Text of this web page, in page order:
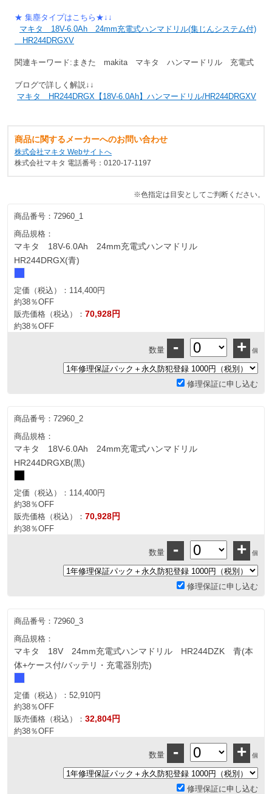
★ 集塵タイプはこちら★↓↓
マキタ 18V-6.0Ah 24mm充電式ハンマドリル(集じんシステム付)
HR244DRGXV
関連キーワード:まきた makita マキタ ハンマードリル 充電式
ブログで詳しく解説↓↓
マキタ HR244DRGX【18V-6.0Ah】ハンマードリル/HR244DRGXV
商品に関するメーカーへのお問い合わせ
株式会社マキタ Webサイトへ
株式会社マキタ 電話番号：0120-17-1197
※色指定は目安としてご判断ください。
商品番号： 72960_1
商品規格：
マキタ 18V-6.0Ah 24mm充電式ハンマドリル
HR244DRGX(青)
定価（税込）： 114,400円
約38％OFF
販売価格（税込）： 70,928円
約38％OFF
数量 - + 個
修理保証に申し込む
商品番号： 72960_2
商品規格：
マキタ 18V-6.0Ah 24mm充電式ハンマドリル
HR244DRGXB(黒)
定価（税込）： 114,400円
約38％OFF
販売価格（税込）： 70,928円
約38％OFF
数量 - + 個
修理保証に申し込む
商品番号： 72960_3
商品規格：
マキタ 18V 24mm充電式ハンマドリル HR244DZK 青(本
体+ケース付/バッテリ・充電器別売)
定価（税込）： 52,910円
約38％OFF
販売価格（税込）： 32,804円
約38％OFF
数量 - + 個
修理保証に申し込む